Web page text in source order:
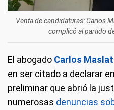
Venta de candidaturas: Carlos
complicó al partido
El abogado Carlos
en ser citado a declarar
preliminar que abrió la
numerosas denuncias